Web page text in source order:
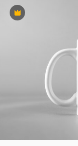
Premium